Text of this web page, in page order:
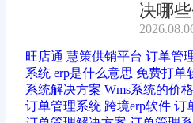
决哪
旺店通 慧策供销平台 订单管
系统 erp是什么意思 免费打单
系统解决方案 Wms系统的价格
订单管理系统 跨境erp软件 订